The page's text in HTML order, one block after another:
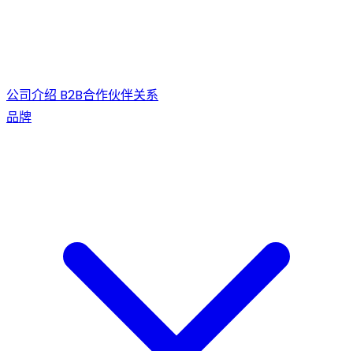
公司介绍 B2B合作伙伴关系
品牌